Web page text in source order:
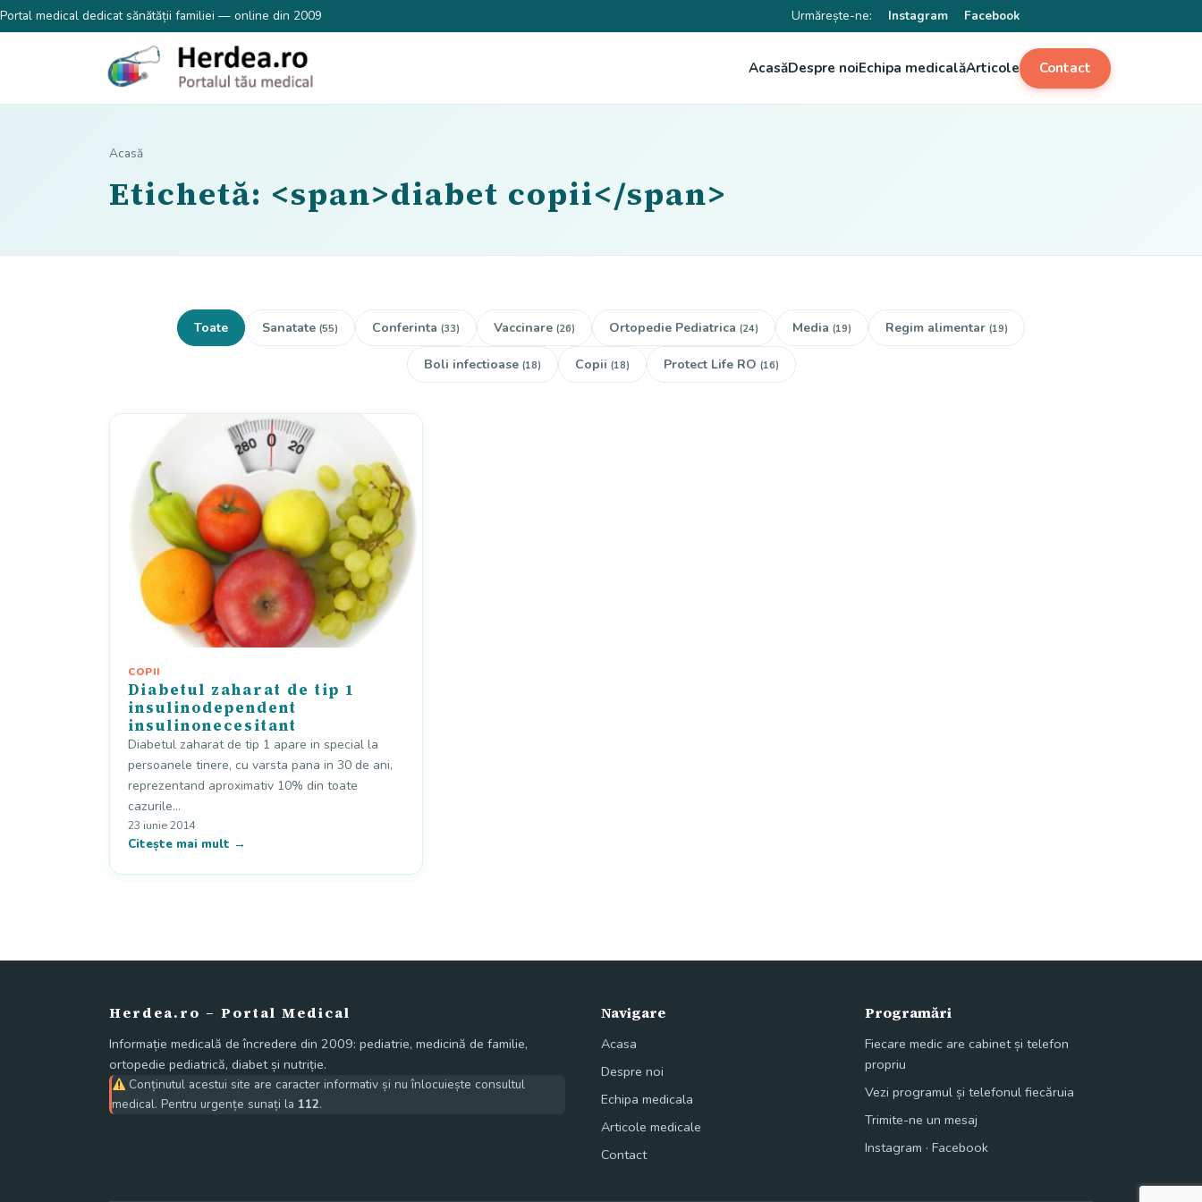
Portal medical dedicat sănătății familiei — online din 2009 Urmărește-ne: Instagram Facebook
AcasăDespre noiEchipa medicalăArticole Contact
Acasă
Etichetă: <span>diabet copii</span>
Toate Sanatate (55) Conferinta (33) Vaccinare (26) Ortopedie Pediatrica (24) Media (19) Regim alimentar (19)
Boli infectioase (18) Copii (18) Protect Life RO (16)
COPII
Diabetul zaharat de tip 1
insulinodependent
insulinonecesitant
Diabetul zaharat de tip 1 apare in special la
persoanele tinere, cu varsta pana in 30 de ani,
reprezentand aproximativ 10% din toate
cazurile…
23 iunie 2014
Citește mai mult →
Herdea.ro – Portal Medical
Informație medicală de încredere din 2009: pediatrie, medicină de familie,
ortopedie pediatrică, diabet și nutriție.
Conținutul acestui site are caracter informativ și nu înlocuiește consultul
medical. Pentru urgențe sunați la 112.
Navigare
Acasa
Despre noi
Echipa medicala
Articole medicale
Contact
Programări
Fiecare medic are cabinet și telefon
propriu
Vezi programul și telefonul fiecăruia
Trimite-ne un mesaj
Instagram · Facebook